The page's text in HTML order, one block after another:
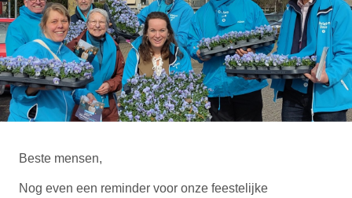
Beste mensen,
Nog even een reminder voor onze feestelijke